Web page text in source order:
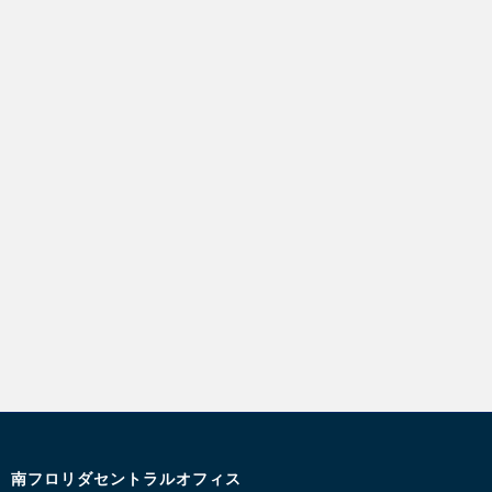
南フロリダセントラルオフィス